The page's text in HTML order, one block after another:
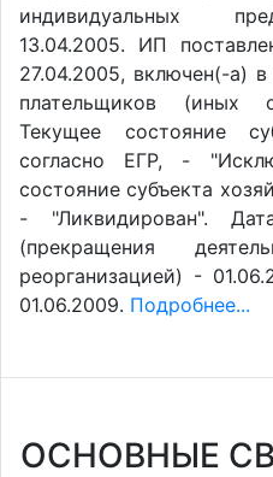
индивидуальных
13.04.2005. ИП
27.04.2005, включен(-a)
плательщиков (иных
Текущее состояние
согласно ЕГР, -
состояние субъекта
- "Ликвидирован".
(прекращения
реорганизацией) -
01.06.2009. Подробнее...
ОСНОВНЫЕ